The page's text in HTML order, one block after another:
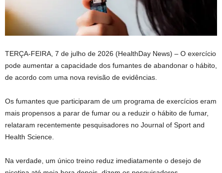
TERÇA-FEIRA, 7 de julho de 2026 (HealthDay News) – O exercício
pode aumentar a capacidade dos fumantes de abandonar o hábito,
de acordo com uma nova revisão de evidências.
Os fumantes que participaram de um programa de exercícios eram
mais propensos a parar de fumar ou a reduzir o hábito de fumar,
relataram recentemente pesquisadores no Journal of Sport and
Health Science.
Na verdade, um único treino reduz imediatamente o desejo de